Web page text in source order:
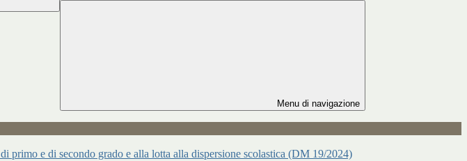
Menu di navigazione
e di secondo grado e alla lotta alla dispersione scolastica (DM 19/2024)